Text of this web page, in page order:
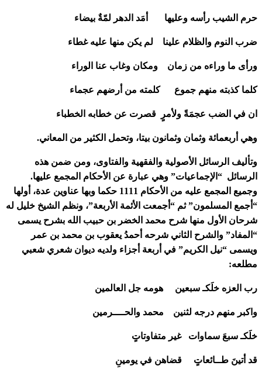
حرم الشيب رأسه وعليها أمَد الدهر لمّةٌ بيضاء
ضرب النوم والظلام علينا لم يكن منها عليه غطاء
ورأى ما وراءه من زمان ومكان وغاب عنا الوراء
كلما كذبته منهم جموع كلمته من أرضهم عجماء
ان في الضب عجمَةً ولأمرٍ قصرت عن خطابه الخطباء
وهي أربعمائة وثمان وثمانون بيتا، وتحمل الكثير من المعاني.
وتأليف الرسائل الأصولية والفقهية والفتاوى، ومن ضمن هذه
الرسائل “الإجماعيات” وهي عبارة عن الأحكام المجمع عليها.
وجميع المجمع عليه من الأحكام 1111 حكما وبها عناوين عدة، أولها
“أجمع المسلمون” ثم “أجمعت الأئمة الأربعة”، ونظم الشيخ خليل له
شرحان الأول منها شرح محمد الخضر بن حبيب الله بشرح يسمى
“المفاد” والشرح الثاني شرحه أحمدُ يعقوب بن محمد بن عمر
ويسمى “نيل الكريم” في أربعة أجزاء ولديه ديوان شعري شعبي
مطلعه:
رب العزه خلَكـ سبعين هومه جل العالمين
واكبر منهم درجه لثنين محمد والحــــرمين
خلَكـ سبعَ سماوات غير متفاوتاتٍ
قد أتينَ طــائعاتٍ قضاهن في يومينِ